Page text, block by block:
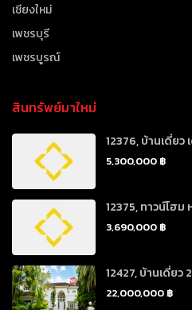
เชียงใหม่
เพชรบุรี
เพชรบูรณ์
สินทรัพย์มาใหม่
12376, บ้านเดี่ยว
5,300,000 ฿
12375, ทาวน์โฮม
3,690,000 ฿
12427, บ้านเดี่ยว
22,000,000 ฿